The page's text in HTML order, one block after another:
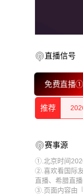
直播信号
免费直播①
推荐
赛事源
①.北京时间
②.喜欢看国际
直播、希腊直
③.页面内容由